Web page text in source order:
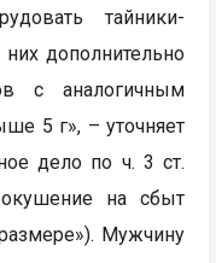
тайники-
дополнительно
с аналогичным
5 г», – уточняет
дело по ч. 3 ст.
на сбыт
Мужчину